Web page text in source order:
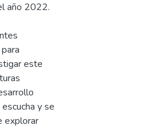
año 2022.
este
y se
explorar